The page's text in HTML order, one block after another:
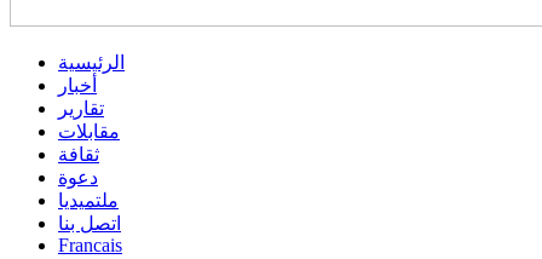
الرئيسية
أخبار
تقارير
مقابلات
ثقافة
دعوة
ملتميديا
اتصل بنا
Francais